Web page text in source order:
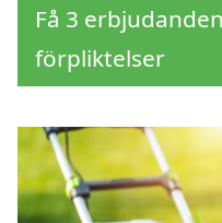
Få 3
förpliktelser